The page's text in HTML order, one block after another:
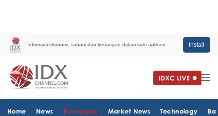
Informasi ekonomi, saham dan keuangan dalam satu aplikasi. Install
Home News Economics Market News Technology